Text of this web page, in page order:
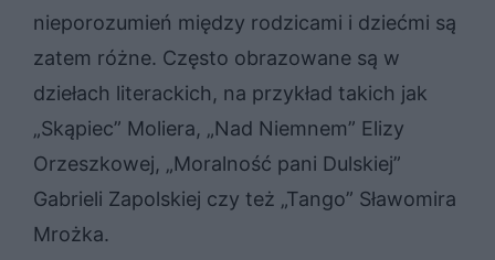
nieporozumień między rodzicami i dziećmi są
zatem różne. Często obrazowane są w
dziełach literackich, na przykład takich jak
„Skąpiec” Moliera, „Nad Niemnem” Elizy
Orzeszkowej, „Moralność pani Dulskiej”
Gabrieli Zapolskiej czy też „Tango” Sławomira
Mrożka.